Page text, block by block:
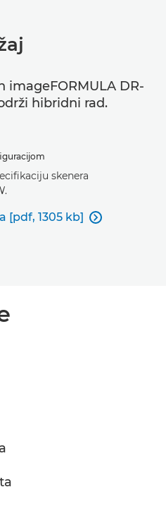
imageFORMULA DR-
hibridni rad.
skenera
[pdf, 1305 kb] 